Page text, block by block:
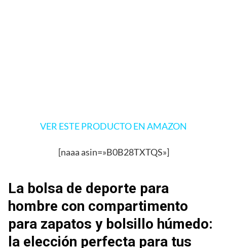
VER ESTE PRODUCTO EN AMAZON
[naaa asin=»B0B28TXTQS»]
La bolsa de deporte para
hombre con compartimento
para zapatos y bolsillo húmedo:
la elección perfecta para tus